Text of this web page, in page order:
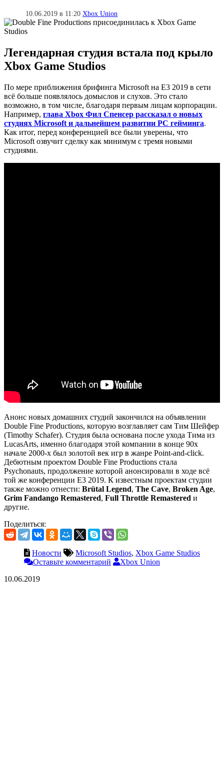
10.06.2019 в 11:20Xbox Union
Легендарная студия встала под крыло
Xbox Game Studios
По мере приближения брифинга Microsoft на E3 2019 в сети
всё больше появлялось домыслов и слухов. Это стало
возможно, в том числе, благодаря первым лицам корпорации.
Например, глава Xbox Фил Спенсер рассказал о новых
студиях Microsoft и дальнейшем развитии PC гейминга.
Как итог, перед конференцией все были уверены, что
Microsoft озвучит сделку как минимум с тремя новыми
студиями.
Анонс новых домашних студий закончился на объявлении
Double Fine Productions, которую возглавляет сам Тим Шейфер
(Timothy Schafer). Студия была основана после ухода Тима из
LucasArts, именно благодаря этой компании в конце 90х
начале 2000-х был золотой век игр в жанре Point-and-click.
Дебютным проектом Double Fine Productions стала
Psychonauts, продолжение которой анонсировали в ходе всё
той же конференции E3 2019. К известным проектам студии
также можно отнести: Brütal Legend, The Cave, Broken Age,
Grim Fandango Remastered, Full Throttle Remastered и
другие.
Поделиться:
Новости Microsoft Studios, Xbox Game Studios
Оставьте комментарий
Xbox Union
10.06.2019